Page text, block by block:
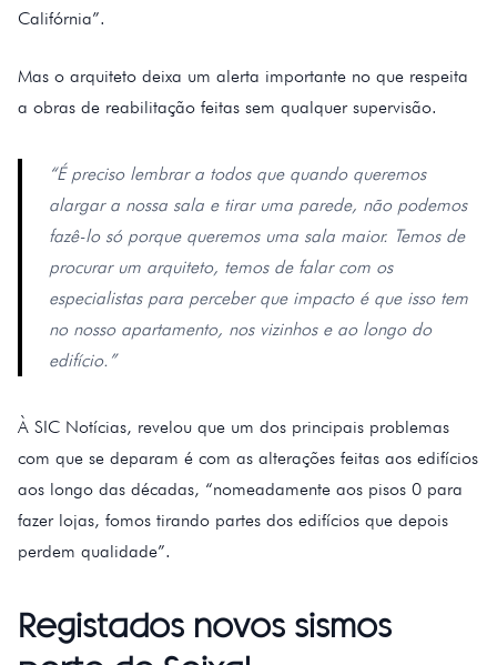
Califórnia”.
Mas o arquiteto deixa um alerta importante no que respeita
a obras de reabilitação feitas sem qualquer supervisão.
“É preciso lembrar a todos que quando queremos
alargar a nossa sala e tirar uma parede, não podemos
fazê-lo só porque queremos uma sala maior. Temos de
procurar um arquiteto, temos de falar com os
especialistas para perceber que impacto é que isso tem
no nosso apartamento, nos vizinhos e ao longo do
edifício.”
À SIC Notícias, revelou que um dos principais problemas
com que se deparam é com as alterações feitas aos edifícios
aos longo das décadas, “nomeadamente aos pisos 0 para
fazer lojas, fomos tirando partes dos edifícios que depois
perdem qualidade”.
Registados novos sismos